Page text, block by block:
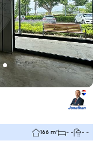
166 m² - - - -